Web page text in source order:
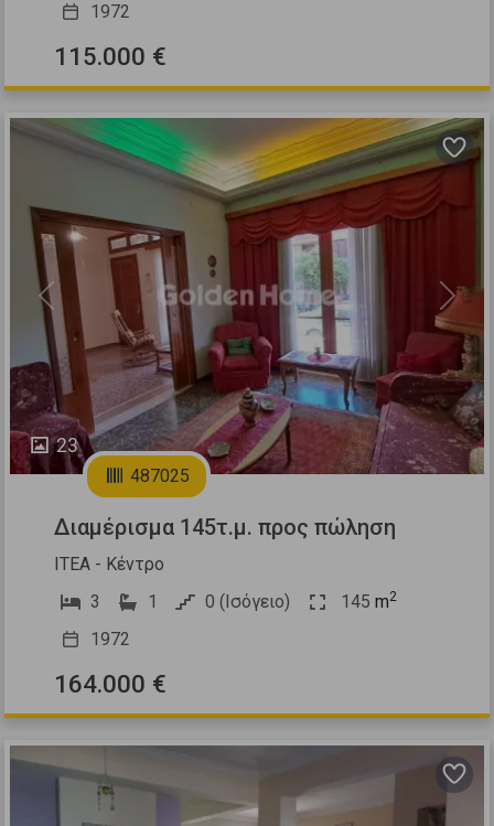
1972
115.000 €
23
Previous Next
487025
Διαμέρισμα 145τ.μ. προς πώληση
ΙΤΕΑ - Κέντρο
3
1 0 (Ισόγειο) 145 m2
1972
164.000 €